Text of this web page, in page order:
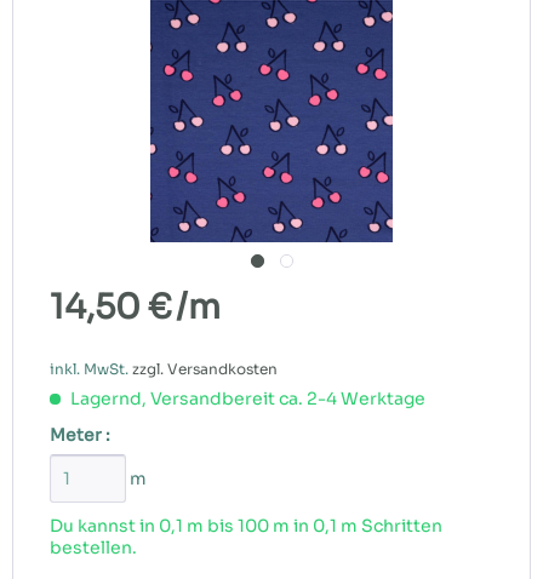
14,50 €/m
inkl. MwSt. zzgl. Versandkosten
Lagernd, Versandbereit ca. 2-4 Werktage
Meter :
m
Du kannst in 0,1 m bis 100 m in 0,1 m Schritten
bestellen.